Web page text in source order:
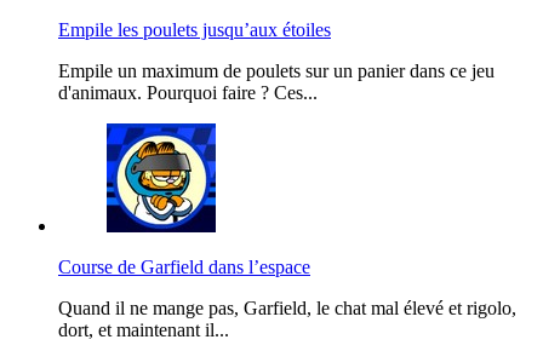
Empile les poulets jusqu’aux étoiles
Empile un maximum de poulets sur un panier dans ce jeu
d'animaux. Pourquoi faire ? Ces...
Course de Garfield dans l’espace
Quand il ne mange pas, Garfield, le chat mal élevé et rigolo,
dort, et maintenant il...